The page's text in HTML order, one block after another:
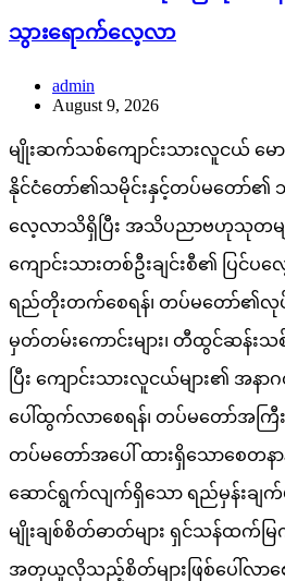
သွားရောက်လေ့လာ
admin
August 9, 2026
မျိုးဆက်သစ်ကျောင်းသားလူငယ် မော
နိုင်ငံတော်၏သမိုင်းနှင့်တပ်မတော်၏ သမို
လေ့လာသိရှိပြီး အသိပညာဗဟုသုတမျာ
ကျောင်းသားတစ်ဦးချင်းစီ၏ ပြင်
ရည်တိုးတက်စေရန်၊ တပ်မတော်၏လုပ်င
မှတ်တမ်းကောင်းများ၊ တီထွင်ဆန်း
ပြီး ကျောင်းသားလူငယ်များ၏ အနာ
ပေါ်ထွက်လာစေရန်၊ တပ်မတော်အကြီ
တပ်မတော်အပေါ် ထားရှိသောစေတန
ဆောင်ရွက်လျက်ရှိသော ရည်မှန်းချက်
မျိုးချစ်စိတ်ဓာတ်များ ရှင်သန်ထက်မြ
အတုယူလိုသည့်စိတ်များဖြစ်ပေါ်လာစေ